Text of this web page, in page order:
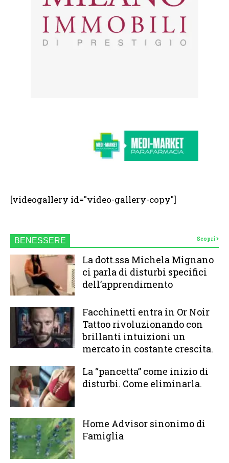
[videogallery id="video-gallery-copy"]
BENESSERE Scopri
La dott.ssa Michela Mignano
ci parla di disturbi specifici
dell’apprendimento
Facchinetti entra in Or Noir
Tattoo rivoluzionando con
brillanti intuizioni un
mercato in costante crescita.
La “pancetta” come inizio di
disturbi. Come eliminarla.
Home Advisor sinonimo di
Famiglia